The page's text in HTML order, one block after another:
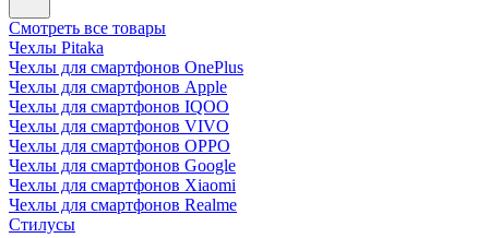
Смотреть все товары
Чехлы Pitaka
Чехлы для смартфонов OnePlus
Чехлы для смартфонов Apple
Чехлы для смартфонов IQOO
Чехлы для смартфонов VIVO
Чехлы для смартфонов OPPO
Чехлы для смартфонов Google
Чехлы для смартфонов Xiaomi
Чехлы для смартфонов Realme
Стилусы